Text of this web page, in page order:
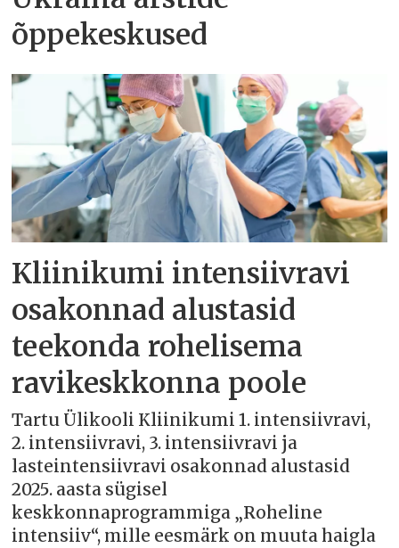
õppekeskused
Kliinikumi intensiivravi
osakonnad alustasid
teekonda rohelisema
ravikeskkonna poole
Tartu Ülikooli Kliinikumi 1. intensiivravi,
2. intensiivravi, 3. intensiivravi ja
lasteintensiivravi osakonnad alustasid
2025. aasta sügisel
keskkonnaprogrammiga „Roheline
intensiiv“, mille eesmärk on muuta haigla